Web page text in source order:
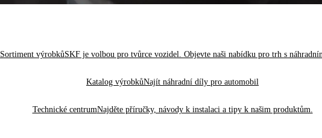
Sortiment výrobkůSKF je volbou pro tvůrce vozidel. Objevte naši nabídku pro trh s
Katalog výrobkůNajít náhradní díly pro automobil
Technické centrumNajděte příručky, návody k instalaci a tipy k našim produktům.